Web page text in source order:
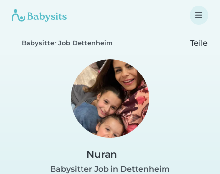
Babysitter Job Dettenheim Teile
Nuran
Babysitter Job in Dettenheim